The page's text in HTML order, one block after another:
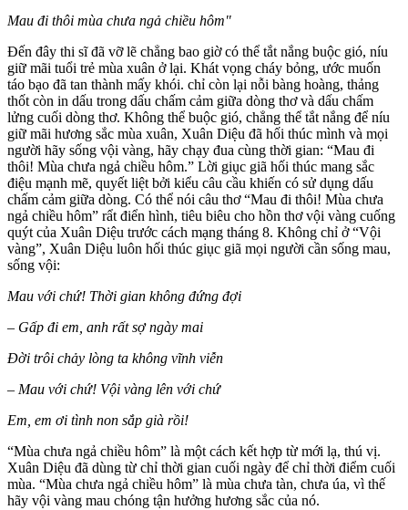
Mau đi thôi mùa chưa ngả chiều hôm"
Đến đây thi sĩ đã vỡ lẽ chẳng bao giờ có thể tắt nắng buộc gió, níu
giữ mãi tuổi trẻ mùa xuân ở lại. Khát vọng cháy bỏng, ước muốn
táo bạo đã tan thành mấy khói. chỉ còn lại nỗi bàng hoàng, thảng
thốt còn in dấu trong dấu chấm cảm giữa dòng thơ và dấu chấm
lửng cuối dòng thơ. Không thể buộc gió, chẳng thể tắt nắng để níu
giữ mãi hương sắc mùa xuân, Xuân Diệu đã hối thúc mình và mọi
người hãy sống vội vàng, hãy chạy đua cùng thời gian: “Mau đi
thôi! Mùa chưa ngả chiều hôm.” Lời giục giã hối thúc mang sắc
điệu mạnh mẽ, quyết liệt bởi kiểu câu cầu khiến có sử dụng dấu
chấm cảm giữa dòng. Có thể nói câu thơ “Mau đi thôi! Mùa chưa
ngả chiều hôm” rẩt điển hình, tiêu biêu cho hồn thơ vội vàng cuống
quýt của Xuân Diệu trước cách mạng tháng 8. Không chỉ ở “Vội
vàng”, Xuân Diệu luôn hối thúc giục giã mọi người cần sống mau,
sống vội:
Mau với chứ! Thời gian không đứng đợi
– Gấp đi em, anh rất sợ ngày mai
Đời trôi chảy lòng ta không vĩnh viễn
– Mau với chứ! Vội vàng lên với chứ
Em, em ơi tình non sắp già rồi!
“Mùa chưa ngả chiều hôm” là một cách kết hợp từ mới lạ, thú vị.
Xuân Diệu đã dùng từ chỉ thời gian cuối ngày để chỉ thời điểm cuối
mùa. “Mùa chưa ngả chiều hôm” là mùa chưa tàn, chưa úa, vì thế
hãy vội vàng mau chóng tận hưởng hương sắc của nó.